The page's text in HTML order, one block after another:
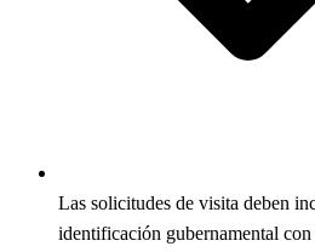
Las solicitudes de visita deben
identificación gubernamental